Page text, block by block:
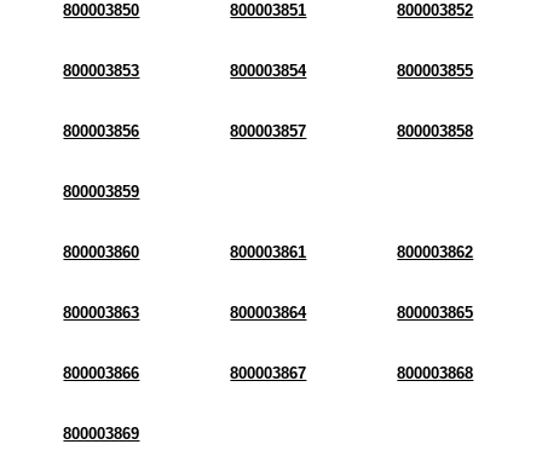
800003850 800003851 800003852
800003853 800003854 800003855
800003856 800003857 800003858
800003859
800003860 800003861 800003862
800003863 800003864 800003865
800003866 800003867 800003868
800003869